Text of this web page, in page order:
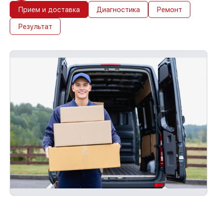
Прием и доставка Диагностика Ремонт
Результат